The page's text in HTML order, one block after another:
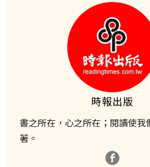
時報出版
書之所在，心之所在；閱讀使我
著。